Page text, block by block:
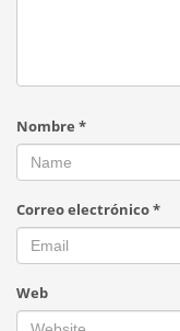
Nombre *
Correo electrónico*
Web